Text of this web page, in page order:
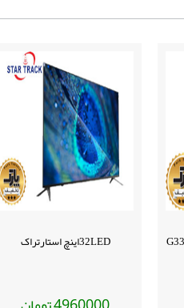
32LEDاینچ استارتراک
4960000